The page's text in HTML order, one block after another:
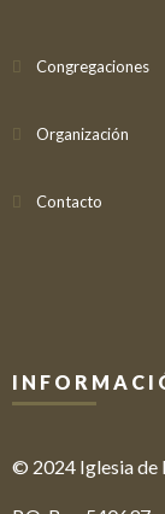
Congregaciones
Organización
Contacto
© 2024 Iglesia de